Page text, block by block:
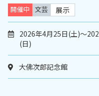
開催中 文芸 展示
2026年4月25日(土)～
(日)
大佛次郎記念館